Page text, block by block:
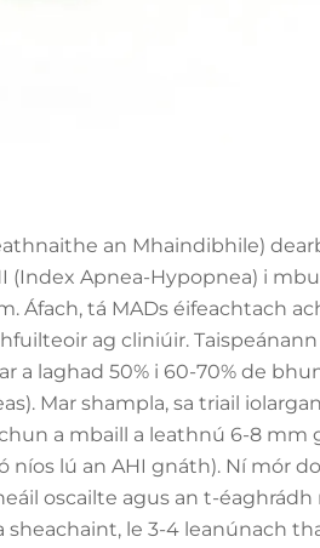
an Mhaindibhile)
(Index Apnea-Hypopnea) i
Áfach, tá MADs éifeachtach
ag cliniúir.
a laghad 50% i 60-70% de
Mar shampla, sa triail
a mbaill a leathnú 6-8 mm
níos lú an AHI gnáth). Ní mór
oscailte agus an t-
le 3-4 leanúnach